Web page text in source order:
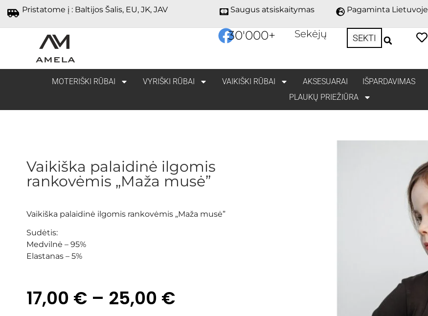
Pristatome į : Baltijos Šalis, EU, JK, JAV Saugus atsiskaitymas Pagaminta Lietuvoje
30'000+ Sekėjų SEKTI
MOTERIŠKI RŪBAI VYRIŠKI RŪBAI VAIKIŠKI RŪBAI AKSESUARAI IŠPARDAVIMAS
PLAUKŲ PRIEŽIŪRA
Vaikiška palaidinė ilgomis
rankovėmis „Maža musė”
Vaikiška palaidinė ilgomis rankovėmis „Maža musė”
Sudėtis:
Medvilnė – 95%
Elastanas – 5%
17,00 € – 25,00 €